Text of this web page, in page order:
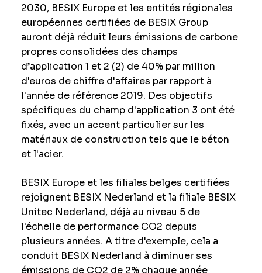
2030, BESIX Europe et les entités régionales
européennes certifiées de BESIX Group
auront déjà réduit leurs émissions de carbone
propres consolidées des champs
d’application 1 et 2 (2) de 40% par million
d'euros de chiffre d'affaires par rapport à
l'année de référence 2019. Des objectifs
spécifiques du champ d'application 3 ont été
fixés, avec un accent particulier sur les
matériaux de construction tels que le béton
et l'acier.
BESIX Europe et les filiales belges certifiées
rejoignent BESIX Nederland et la filiale BESIX
Unitec Nederland, déjà au niveau 5 de
l'échelle de performance CO2 depuis
plusieurs années. A titre d'exemple, cela a
conduit BESIX Nederland à diminuer ses
émissions de CO2 de 2% chaque année